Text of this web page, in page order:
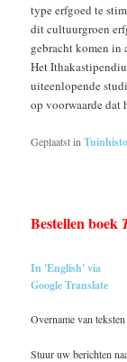
type erfgoed te
dit cultuurgroen
gebracht komen in
Het
uiteenlopende
op voorwaarde dat
Geplaatst in
Bestellen boek
In 'English' via
Google Translate
Overname van
Stuur uw berichten